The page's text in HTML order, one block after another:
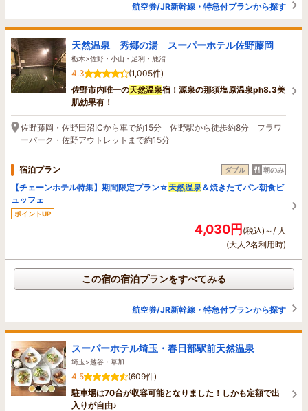
航空券/JR新幹線・特急付プランから探す
天然温泉 秀郷の湯 スーパーホテル佐野藤岡
栃木>佐野・小山・足利・鹿沼
4.3
(1,005件)
佐野市内唯一の天然温泉宿！源泉の那須塩原温泉ph8.3美
肌効果有！
佐野藤岡・佐野田沼ICから車で約15分 佐野駅から徒歩約8分 フラワ
ーパーク・佐野アウトレットまで約15分
宿泊プラン ダブル 朝のみ
【チェーンホテル特集】期間限定プラン☆ 天然温泉 ＆焼きたてパン朝食ビ
ュッフェ
ポイントUP
4,030円(税込)～/ 人
(大人2名利用時)
この宿の宿泊プランをすべてみる
航空券/JR新幹線・特急付プランから探す
スーパーホテル埼玉・春日部駅前天然温泉
埼玉>越谷・草加
4.5
(609件)
駐車場は70台が収容可能となりました！しかも定額で出
入りが自由♪